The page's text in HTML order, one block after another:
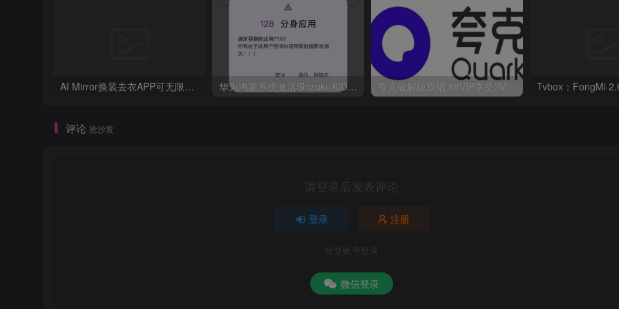
AI Mirror换装去衣APP可无限白嫖！ 华为鸿蒙系统激活Shizuku和Dhizuku
评论 抢沙发
请登录后发表评论
登录 注册
社交账号登录
微信登录